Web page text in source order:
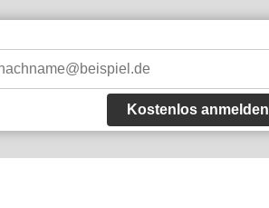
Kostenlos anmelden